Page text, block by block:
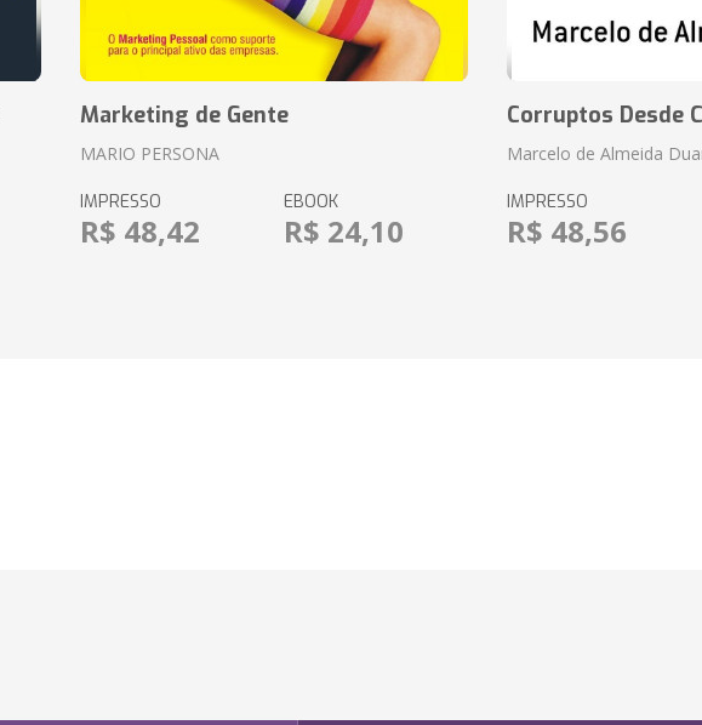
Marketing de Gente
MARIO PERSONA
IMPRESSO
R$ 48,42
EBOOK
R$ 24,10
Corruptos Desde
Marcelo de Almeida
IMPRESSO
R$ 48,56